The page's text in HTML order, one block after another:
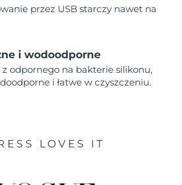
przez USB starczy nawet na
i wodoodporne
odpornego na bakterie silikonu,
i łatwe w czyszczeniu.
LOVES IT